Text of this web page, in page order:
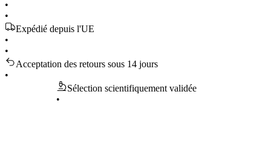
•
•
Expédié depuis l'UE
•
•
Acceptation des retours sous 14 jours
•
Sélection scientifiquement validée